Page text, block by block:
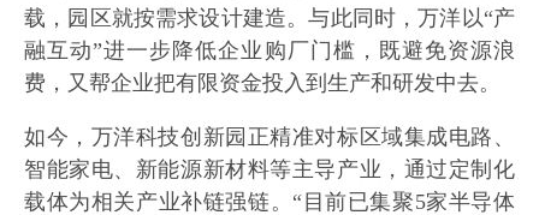
载，园区就按需求设计建造。与此同时，万洋以“产
融互动”进一步降低企业购厂门槛，既避免资源浪
费，又帮企业把有限资金投入到生产和研发中去。
如今，万洋科技创新园正精准对标区域集成电路、
智能家电、新能源新材料等主导产业，通过定制化
载体为相关产业补链强链。“目前已集聚5家半导体